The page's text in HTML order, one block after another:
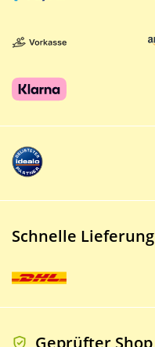
Schnelle Lieferung
Geprüfter Shop